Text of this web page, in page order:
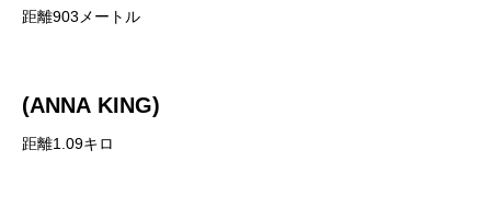
距離903メートル
(ANNA KING)
距離1.09キロ